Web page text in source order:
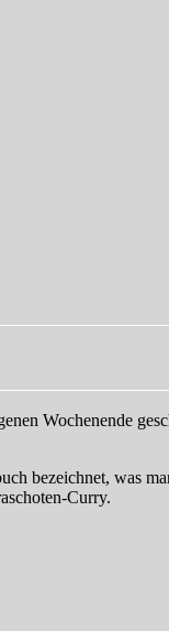
Wochenende
bezeichnet, was
Curry.